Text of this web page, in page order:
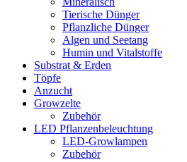
Tierische Dünger
Pflanzliche Dünger
Algen und Seetang
Humin und Vitalstoffe
Substrat & Erden
Töpfe
Anzucht
Growzelte
Zubehör
LED Pflanzenbeleuchtung
LED-Growlampen
Zubehör